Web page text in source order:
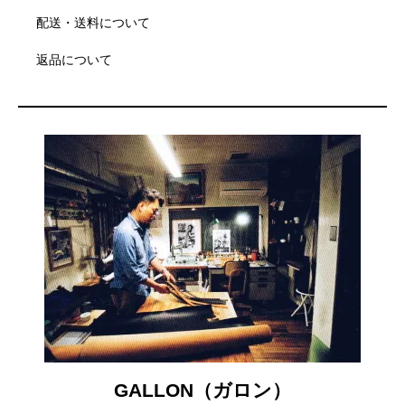
配送・送料について
返品について
GALLON（ガロン）